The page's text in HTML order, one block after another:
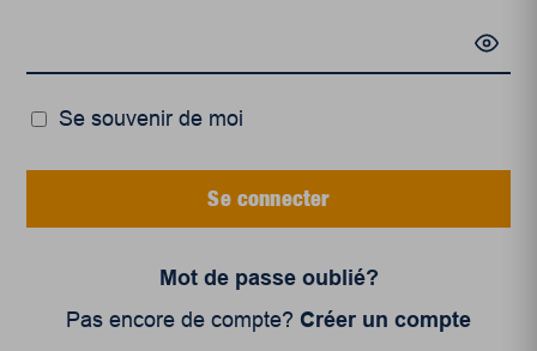
Se souvenir de moi
Se connecter
Mot de passe oublié?
Pas encore de compte? Créer un compte